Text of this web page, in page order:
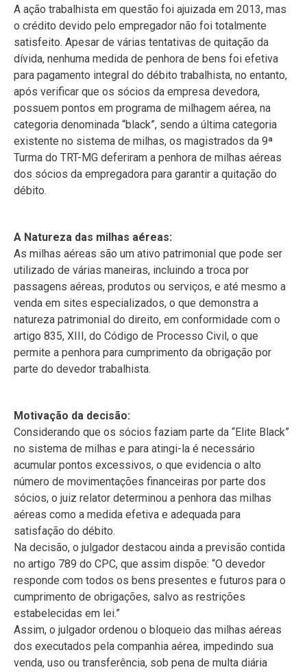
A ação trabalhista em questão foi ajuizada em 2013, mas
o crédito devido pelo empregador não foi totalmente
satisfeito. Apesar de várias tentativas de quitação da
dívida, nenhuma medida de penhora de bens foi efetiva
para pagamento integral do débito trabalhista, no entanto,
após verificar que os sócios da empresa devedora,
possuem pontos em programa de milhagem aérea, na
categoria denominada “black”, sendo a última categoria
existente no sistema de milhas, os magistrados da 9ª
Turma do TRT-MG deferiram a penhora de milhas aéreas
dos sócios da empregadora para garantir a quitação do
débito.
A Natureza das milhas aéreas:
As milhas aéreas são um ativo patrimonial que pode ser
utilizado de várias maneiras, incluindo a troca por
passagens aéreas, produtos ou serviços, e até mesmo a
venda em sites especializados, o que demonstra a
natureza patrimonial do direito, em conformidade com o
artigo 835, XIII, do Código de Processo Civil, o que
permite a penhora para cumprimento da obrigação por
parte do devedor trabalhista.
Motivação da decisão:
Considerando que os sócios faziam parte da “Elite Black”
no sistema de milhas e para atingi-la é necessário
acumular pontos excessivos, o que evidencia o alto
número de movimentações financeiras por parte dos
sócios, o juiz relator determinou a penhora das milhas
aéreas como a medida efetiva e adequada para
satisfação do débito.
Na decisão, o julgador destacou ainda a previsão contida
no artigo 789 do CPC, que assim dispõe: “O devedor
responde com todos os bens presentes e futuros para o
cumprimento de obrigações, salvo as restrições
estabelecidas em lei.”
Assim, o julgador ordenou o bloqueio das milhas aéreas
dos executados pela companhia aérea, impedindo sua
venda, uso ou transferência, sob pena de multa diária